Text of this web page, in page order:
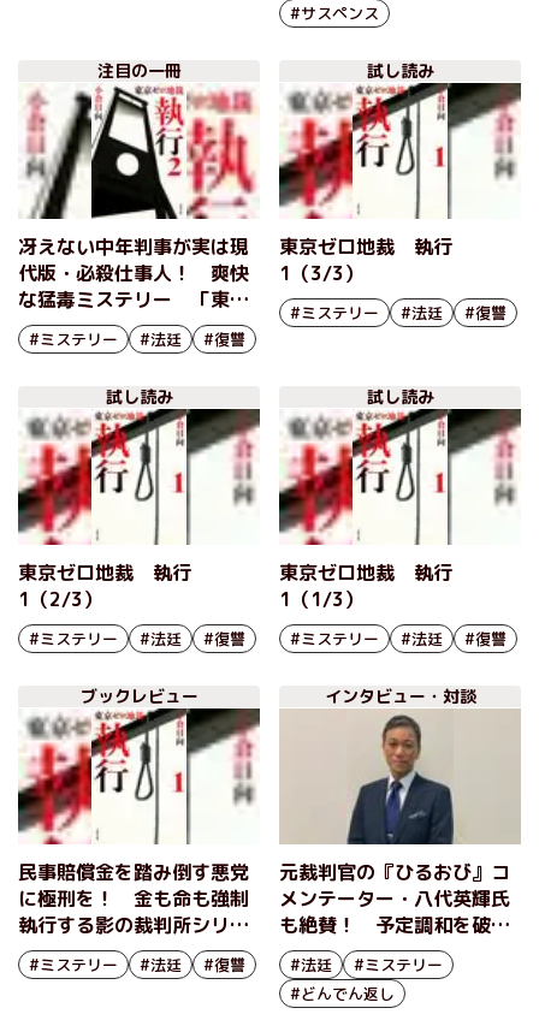
#サスペンス
注目の一冊
冴えない中年判事が実は現
代版・必殺仕事人！ 爽快
な猛毒ミステリー 「東京
ゼロ地裁 執行」シリーズ
小倉日向
#ミステリー #法廷 #復讐
試し読み
東京ゼロ地裁 執行
1（3/3）
#ミステリー #法廷 #復讐
試し読み
東京ゼロ地裁 執行
1（2/3）
#ミステリー #法廷 #復讐
試し読み
東京ゼロ地裁 執行
1（1/3）
#ミステリー #法廷 #復讐
ブックレビュー
民事賠償金を踏み倒す悪党
に極刑を！ 金も命も強制
執行する影の裁判所シリー
ズ、開廷!!『東京ゼロ地
裁 執行 1』
#ミステリー #法廷 #復讐
インタビュー・対談
元裁判官の『ひるおび』コ
メンテーター・八代英輝氏
も絶賛！ 予定調和を破壊
する痛快な法廷ミステリー
とは？ 『不知火判事の比
類なき被告人質問』
#法廷
#ミステリー
#どんでん返し